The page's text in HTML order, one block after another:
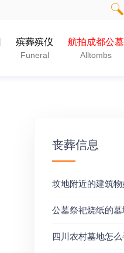
殡葬殡仪
Funeral
航拍成都公墓
Alltombs
丧葬信息